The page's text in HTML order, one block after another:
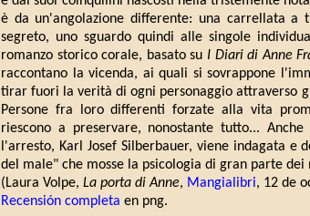
è da un'angolazione differente: una carrellata
segreto, uno sguardo quindi alle singole
romanzo storico corale, basato su I Diari di Anne
raccontano la vicenda, ai quali si sovrappone
tirar fuori la verità di ogni personaggio attraverso
Persone fra loro differenti forzate alla vita
riescono a preservare, nonostante tutto...
l'arresto, Karl Josef Silberbauer, viene indagata
del male" che mosse la psicologia di gran parte dei
(Laura Volpe, La porta di Anne, Mangialibri, 12 de
Recensión completa en png.